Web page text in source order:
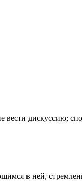
дискуссию;
в ней,